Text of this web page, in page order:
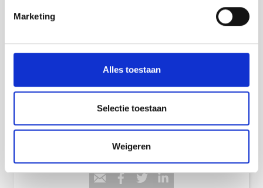
Marketing
Alles toestaan
Selectie toestaan
Weigeren
Wilt u meer weten over de emissienormen?
vooral uw vragen aan onze experts. Wij staan u
Stel uw vraag!
Dit artikel delen: